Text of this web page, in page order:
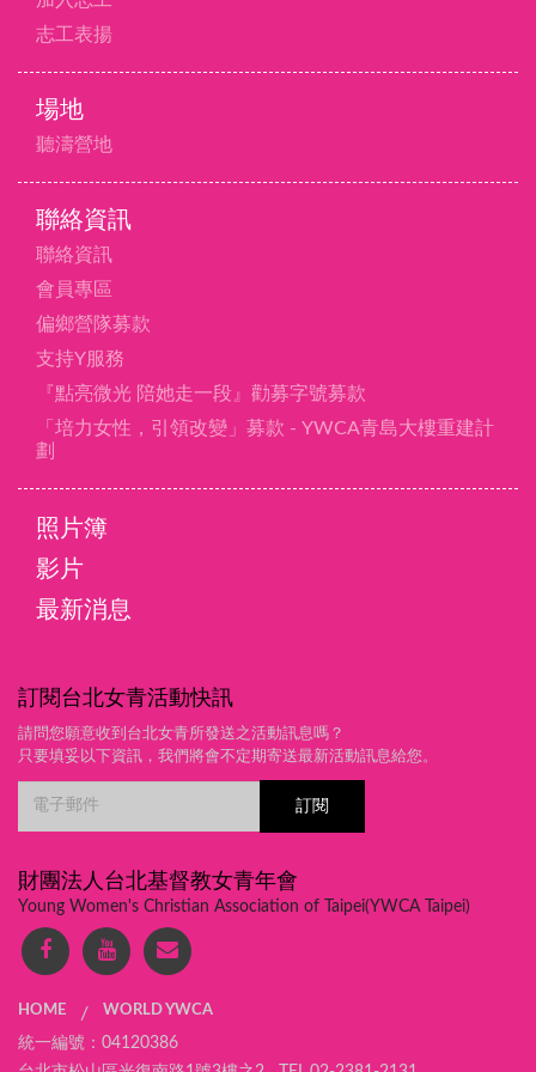
志工表揚
場地
聽濤營地
聯絡資訊
聯絡資訊
會員專區
偏鄉營隊募款
支持Y服務
『點亮微光 陪她走一段』勸募字號募款
「培力女性，引領改變」募款 - YWCA青島大樓重建計
劃
照片簿
影片
最新消息
訂閱台北女青活動快訊
請問您願意收到台北女青所發送之活動訊息嗎？
只要填妥以下資訊，我們將會不定期寄送最新活動訊息給您。
財團法人台北基督教女青年會
Young Women's Christian Association of Taipei(YWCA Taipei)
HOME / WORLD YWCA
統一編號：04120386